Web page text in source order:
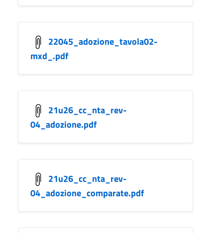
22045_adozione_tavola02-
mxd_.pdf
21u26_cc_nta_rev-
04_adozione.pdf
21u26_cc_nta_rev-
04_adozione_comparate.pdf